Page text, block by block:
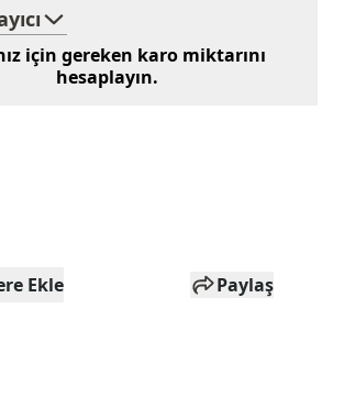
için gereken karo miktarını
hesaplayın.
Ekle Paylaş